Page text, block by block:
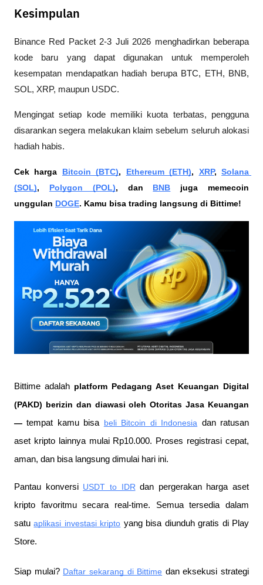
Kesimpulan
Binance Red Packet 2-3 Juli 2026 menghadirkan beberapa
kode baru yang dapat digunakan untuk memperoleh
kesempatan mendapatkan hadiah berupa BTC, ETH, BNB,
SOL, XRP, maupun USDC.
Mengingat setiap kode memiliki kuota terbatas, pengguna
disarankan segera melakukan klaim sebelum seluruh alokasi
hadiah habis.
Cek harga Bitcoin (BTC), Ethereum (ETH), XRP, Solana
(SOL), Polygon (POL), dan BNB juga memecoin
unggulan DOGE. Kamu bisa trading langsung di Bittime!
Bittime adalah platform Pedagang Aset Keuangan Digital
(PAKD) berizin dan diawasi oleh Otoritas Jasa Keuangan
— tempat kamu bisa beli Bitcoin di Indonesia dan ratusan
aset kripto lainnya mulai Rp10.000. Proses registrasi cepat,
aman, dan bisa langsung dimulai hari ini.
Pantau konversi USDT to IDR dan pergerakan harga aset
kripto favoritmu secara real-time. Semua tersedia dalam
satu aplikasi investasi kripto yang bisa diunduh gratis di Play
Store.
Siap mulai? Daftar sekarang di Bittime dan eksekusi strategi